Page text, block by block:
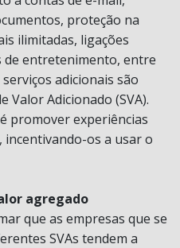
proteção na
ilimitadas, ligações
de entretenimento, entre
adicionais são
Valor Adicionado (SVA).
promover experiências
incentivando-os a usar o
agregado
que as empresas que se
SVAs tendem a